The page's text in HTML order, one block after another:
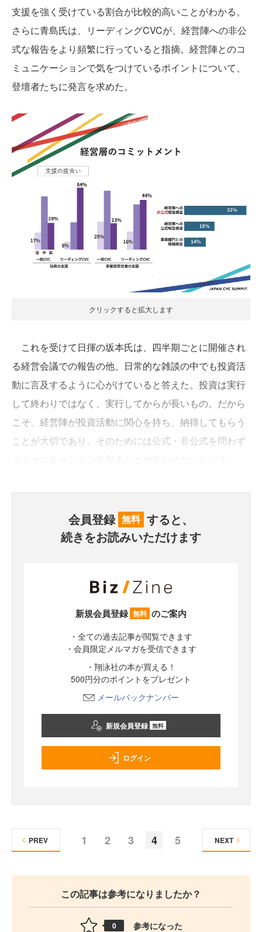
支援を強く受けている割合が比較的高いことがわかる。
さらに青島氏は、リーディングCVCが、経営陣への非公
式な報告をより頻繁に行っていると指摘。経営陣とのコ
ミュニケーションで気をつけているポイントについて、
登壇者たちに発言を求めた。
クリックすると拡大します
これを受けて日揮の坂本氏は、四半期ごとに開催され
る経営会議での報告の他、日常的な雑談の中でも投資活
動に言及するように心がけていると答えた。投資は実行
して終わりではなく、実行してからが長いもの。だから
こそ、経営陣が投資活動に関心を持ち、納得してもらう
ことが大切であり、そのためには公式・非公式を問わず
会員登録 無料 すると、
続きをお読みいただけます
新規会員登録 無料 のご案内
・全ての過去記事が閲覧できます
・会員限定メルマガを受信できます
・翔泳社の本が買える！
500円分のポイントをプレゼント
メールバックナンバー
新規会員登録 無料
ログイン
1 2 3 4 5
PREV NEXT
この記事は参考になりましたか？
0 参考になった